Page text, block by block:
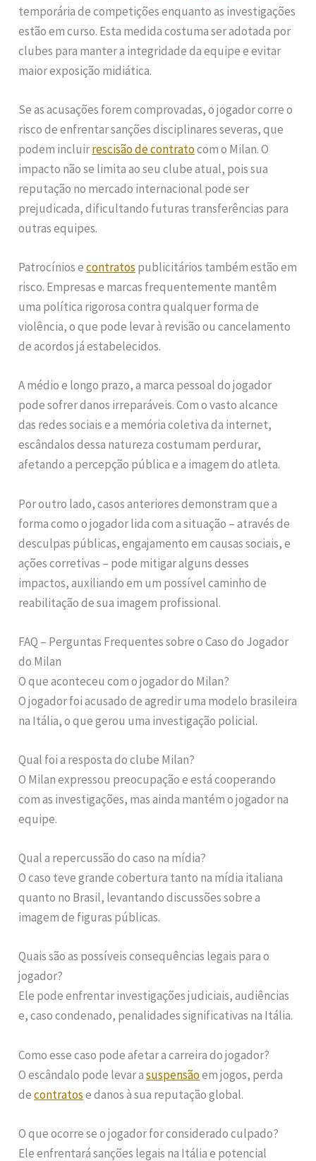
temporária de competições enquanto as investigações
estão em curso. Esta medida costuma ser adotada por
clubes para manter a integridade da equipe e evitar
maior exposição midiática.
Se as acusações forem comprovadas, o jogador corre o
risco de enfrentar sanções disciplinares severas, que
podem incluirrescisão de contratocom o Milan. O
impacto não se limita ao seu clube atual, pois sua
reputação no mercado internacional pode ser
prejudicada, dificultando futuras transferências para
outras equipes.
Patrocínios econtratos publicitários também estão em
risco. Empresas e marcas frequentemente mantêm
uma política rigorosa contra qualquer forma de
violência, o que pode levar à revisão ou cancelamento
de acordos já estabelecidos.
A médio e longo prazo, a marca pessoal do jogador
pode sofrer danos irreparáveis. Com o vasto alcance
das redes sociais e a memória coletiva da internet,
escândalos dessa natureza costumam perdurar,
afetando a percepção pública e a imagem do atleta.
Por outro lado, casos anteriores demonstram que a
forma como o jogador lida com a situação – através de
desculpas públicas, engajamento em causas sociais, e
ações corretivas – pode mitigar alguns desses
impactos, auxiliando em um possível caminho de
reabilitação de sua imagem profissional.
FAQ – Perguntas Frequentes sobre o Caso do Jogador
do Milan
O que aconteceu com o jogador do Milan?
O jogador foi acusado de agredir uma modelo brasileira
na Itália, o que gerou uma investigação policial.
Qual foi a resposta do clube Milan?
O Milan expressou preocupação e está cooperando
com as investigações, mas ainda mantém o jogador na
equipe.
Qual a repercussão do caso na mídia?
O caso teve grande cobertura tanto na mídia italiana
quanto no Brasil, levantando discussões sobre a
imagem de figuras públicas.
Quais são as possíveis consequências legais para o
jogador?
Ele pode enfrentar investigações judiciais, audiências
e, caso condenado, penalidades significativas na Itália.
Como esse caso pode afetar a carreira do jogador?
O escândalo pode levar asuspensãoem jogos, perda
decontratose danos à sua reputação global.
O que ocorre se o jogador for considerado culpado?
Ele enfrentará sanções legais na Itália e potencial